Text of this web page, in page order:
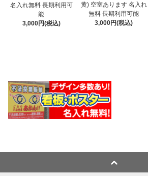
名入れ無料 長期利用可
能
3,000円(税込)
黄) 空室あります 名入れ
無料 長期利用可能
3,000円(税込)